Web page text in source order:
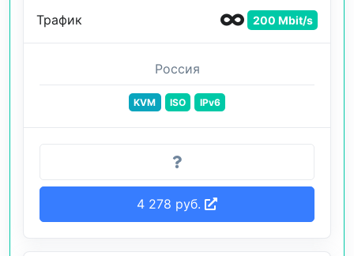
Трафик 200 Mbit/s
Россия
KVM ISO IPv6
4 278 руб.